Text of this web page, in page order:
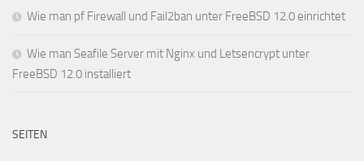
Wie man pf Firewall und Fail2ban unter FreeBSD 12.0 einrichtet
Wie man Seafile Server mit Nginx und Letsencrypt unter
FreeBSD 12.0 installiert
SEITEN